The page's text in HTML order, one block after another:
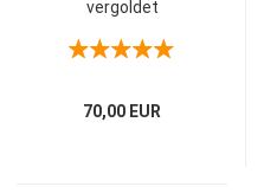
vergoldet
70,00 EUR